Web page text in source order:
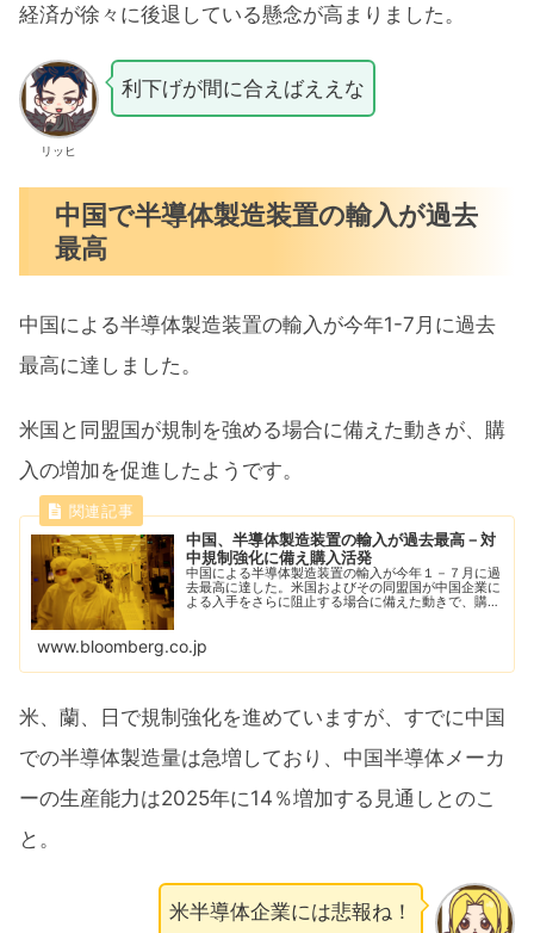
経済が徐々に後退している懸念が高まりました。
リッヒ
利下げが間に合えばええな
中国で半導体製造装置の輸入が過去
最高
中国による半導体製造装置の輸入が今年1-7月に過去
最高に達しました。
米国と同盟国が規制を強める場合に備えた動きが、購
入の増加を促進したようです。
中国、半導体製造装置の輸入が過去最高－対
中規制強化に備え購入活発
中国による半導体製造装置の輸入が今年１－７月に過
去最高に達した。米国およびその同盟国が中国企業に
よる入手をさらに阻止する場合に備えた動きで、購入
www.bloomberg.co.jp
米、蘭、日で規制強化を進めていますが、すでに中国
での半導体製造量は急増しており、中国半導体メーカ
ーの生産能力は2025年に14％増加する見通しとのこ
と。
米半導体企業には悲報ね！